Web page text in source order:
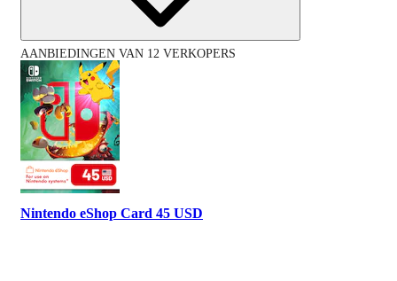
AANBIEDINGEN VAN 12 VERKOPERS
Nintendo eShop Card 45 USD